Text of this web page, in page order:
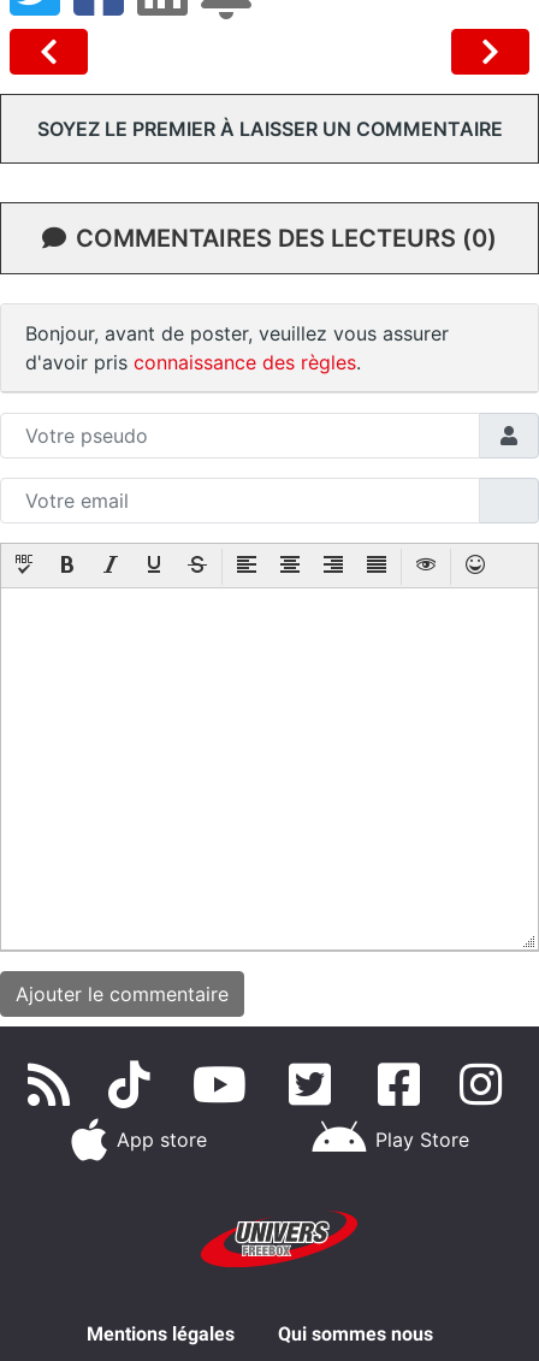
SOYEZ LE PREMIER À LAISSER UN COMMENTAIRE
COMMENTAIRES DES LECTEURS (0)
Bonjour, avant de poster, veuillez vous assurer
d'avoir pris connaissance des règles.
App store Play Store
Mentions légales Qui sommes nous